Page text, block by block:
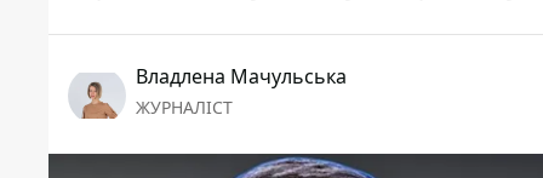
Владлена Мачульська
ЖУРНАЛІСТ